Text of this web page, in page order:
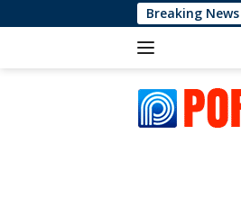
ke
Breaking News